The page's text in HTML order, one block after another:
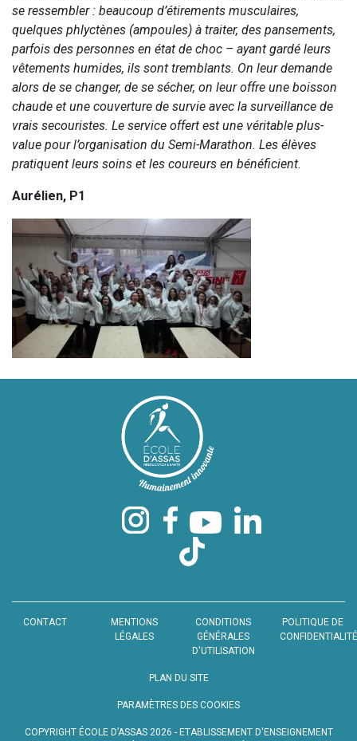
se ressembler : beaucoup d’étirements musculaires,
quelques phlyctènes (ampoules) à traiter, des pansements,
parfois des personnes en état de choc – ayant gardé leurs
vêtements humides, ils sont tremblants. On leur demande
alors de se changer, de se sécher, on leur offre une boisson
chaude et une couverture de survie avec la surveillance de
vrais secouristes. Le service offert est une véritable plus-
value pour l’organisation du Semi-Marathon. Les élèves
pratiquent leurs soins et les coureurs en bénéficient.
Aurélien, P1
CONTACT
MENTIONS
LÉGALES
CONDITIONS
GÉNÉRALES
D'UTILISATION
POLITIQUE DE
CONFIDENTIALITÉ
PLAN DU SITE
PARAMÈTRES DES COOKIES
COPYRIGHT ÉCOLE D’ASSAS 2026 - ETABLISSEMENT D'ENSEIGNEMENT